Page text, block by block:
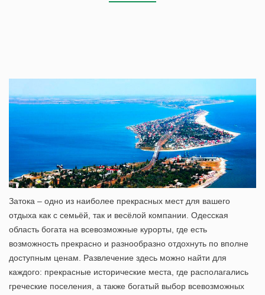
Затока – одно из наиболее прекрасных мест для вашего
отдыха как с семьёй, так и весёлой компании. Одесская
область богата на всевозможные курорты, где есть
возможность прекрасно и разнообразно отдохнуть по вполне
доступным ценам. Развлечение здесь можно найти для
каждого: прекрасные исторические места, где располагались
греческие поселения, а также богатый выбор всевозможных